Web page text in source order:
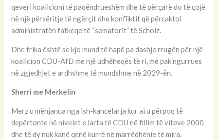
qeveri koalicioni të paqëndrueshëm dhe të përçarë do të çojë
në një përsëritje të ngërçit dhe konfliktit që përcaktoi
administratën fatkeqe të “semaforit” të Scholz.
Dhe frika është se kjo mund të hapë pa dashje rrugën për një
koalicion CDU-AfD me një udhëheqës të ri, më pak ngurrues
në zgjedhjet e ardhshme të mundshme në 2029-ën.
Sherri me Merkelin
Merz u mënjanua nga ish-kancelarja kur ai u përpoq të
depërtonte në nivelet e larta të CDU në fillim të viteve 2000
dhe të dy nuk kanë qenë kurrë në marrëdhënie të mira.